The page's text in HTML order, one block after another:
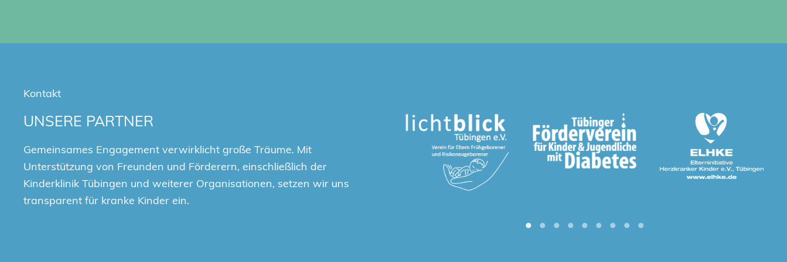
Kontakt
UNSERE PARTNER
Gemeinsames Engagement verwirklicht große Träume. Mit
Unterstützung von Freunden und Förderern, einschließlich der
Kinderklinik Tübingen und weiterer Organisationen, setzen wir uns
transparent für kranke Kinder ein.